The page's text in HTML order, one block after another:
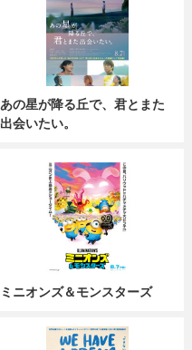
あの星が降る丘で、君とまた
出会いたい。
ミニオンズ＆モンスターズ